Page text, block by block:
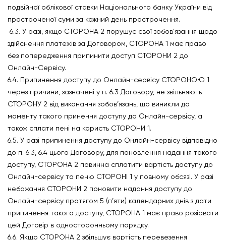
подвійної облікової ставки Національного банку України від
простроченої суми за кожний день прострочення.
6.3. У разі, якщо СТОРОНА 2 порушує свої зобов’язання щодо
здійснення платежів за Договором, СТОРОНА 1 має право
без попередження припинити доступ СТОРОНИ 2 до
Онлайн-Сервісу.
6.4. Припинення доступу до Онлайн-сервісу СТОРОНОЮ 1
через причини, зазначені у п. 6.3 Договору, не звільняють
СТОРОНУ 2 від виконання зобов’язань, що виникли до
моменту такого принення доступу до Онлайн-сервісу, а
також сплати пені на користь СТОРОНИ 1.
6.5. У разі припинення доступу до Онлайн-сервісу відповідно
до п. 6.3, 6.4 цього Договору, для поновлення надання такого
доступу, СТОРОНА 2 повинна сплатити вартість доступу до
Онлайн-сервісу та пеню СТОРОНІ 1 у повному обсязі. У разі
небажання СТОРОНИ 2 поновити надання доступу до
Онлайн-сервісу протягом 5 (п’яти) календарних днів з дати
припинення такого доступу, СТОРОНА 1 має право розірвати
цей Договір в односторонньому порядку.
6.6. Якщо СТОРОНА 2 збільшує вартість перевезення